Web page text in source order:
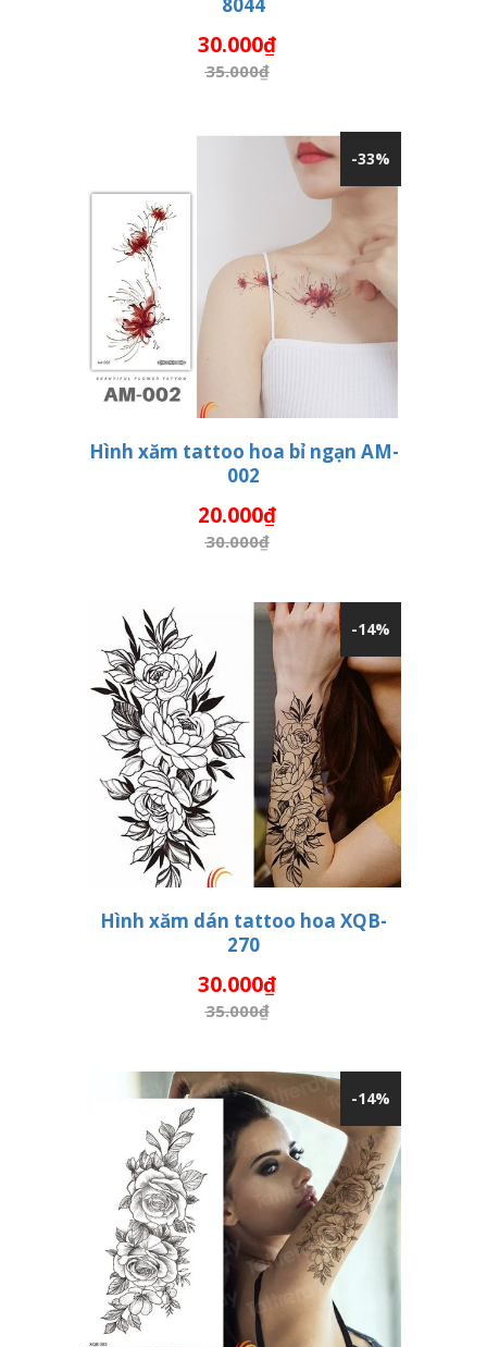
THÊM VÀO GIỎ HÀNG
8044
30.000₫
35.000₫
-33%
Hình xăm tattoo hoa bỉ ngạn AM-
002
20.000₫
30.000₫
-14%
THÊM VÀO GIỎ HÀNG
Hình xăm dán tattoo hoa XQB-
270
30.000₫
35.000₫
-14%